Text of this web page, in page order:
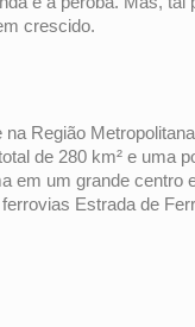
crescido.
Região
de 280 km² e uma
em um grande centro
Estrada de